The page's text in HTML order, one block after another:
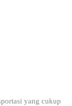
yang cukup